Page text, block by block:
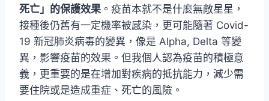
死亡」的保護效果 。疫苗本就不是什麼無敵星星，
接種後仍舊有一定機率被感染，更可能隨著 Covid-
19 新冠肺炎病毒的變異，像是 Alpha, Delta 等變
異，影響疫苗的效果。但我個人認為疫苗的積極意
義，更重要的是在增加對疾病的抵抗能力，減少需
要住院或是造成重症、死亡的風險。